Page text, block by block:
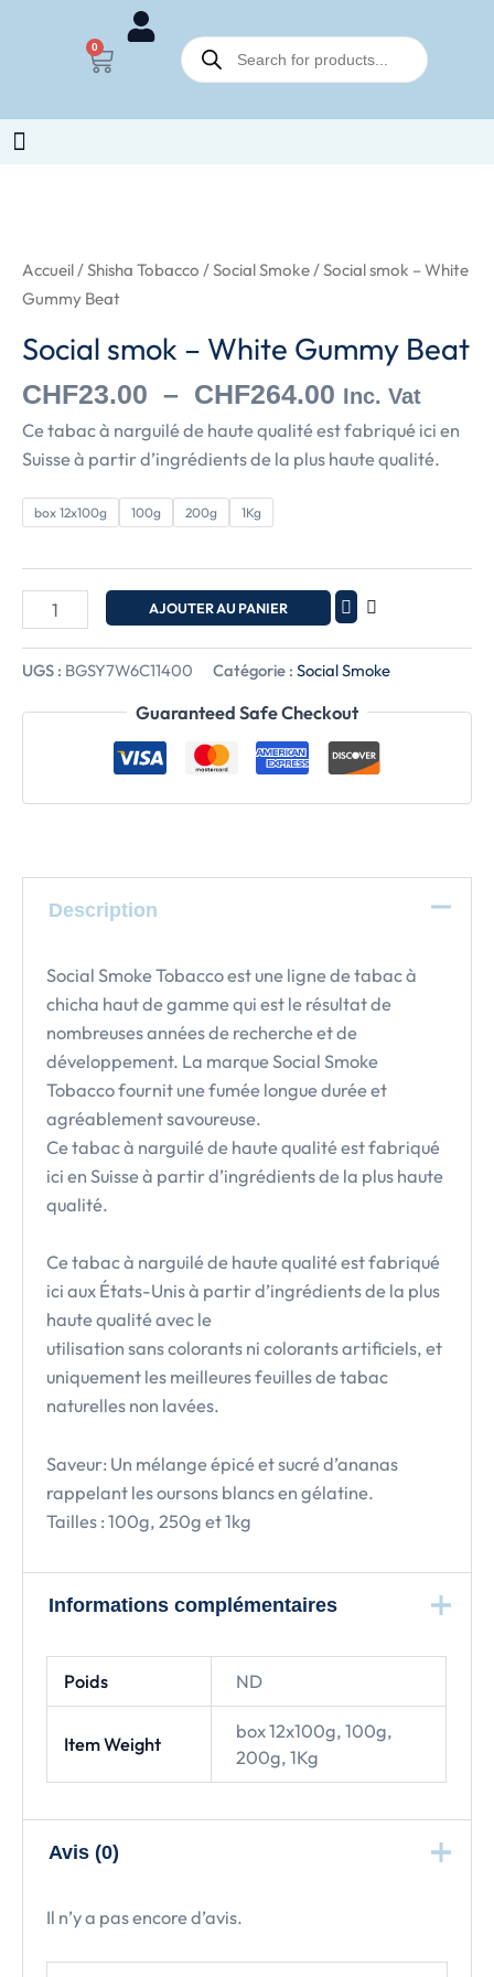
0
Panier
Recherche
de
produits
Accueil/Shisha Tobacco /Social Smoke/ Social smok – White
Gummy Beat
Social smok – White Gummy Beat
CHF23.00 – CHF264.00
prix :
CHF264.00
Inc. Vat
Ce tabac à narguilé de haute qualité est fabriqué ici en
Suisse à partir d’ingrédients de la plus haute qualité.
box 12x100g 100g 200g 1Kg
Social
smok
White
Beat
AJOUTER AU PANIER
UGS : BGSY7W6C11400 Catégorie : Social Smoke
Guaranteed Safe Checkout
Description
Social Smoke Tobacco est une ligne de tabac à
chicha haut de gamme qui est le résultat de
nombreuses années de recherche et de
développement. La marque Social Smoke
Tobacco fournit une fumée longue durée et
agréablement savoureuse.
Ce tabac à narguilé de haute qualité est fabriqué
ici en Suisse à partir d’ingrédients de la plus haute
qualité.
Ce tabac à narguilé de haute qualité est fabriqué
ici aux États-Unis à partir d’ingrédients de la plus
haute qualité avec le
utilisation sans colorants ni colorants artificiels, et
uniquement les meilleures feuilles de tabac
naturelles non lavées.
Saveur: Un mélange épicé et sucré d’ananas
rappelant les oursons blancs en gélatine.
Tailles : 100g, 250g et 1kg
Informations complémentaires
Poids ND
Item Weight
box 12x100g, 100g,
200g, 1Kg
Avis (0)
Il n’y a pas encore d’avis.